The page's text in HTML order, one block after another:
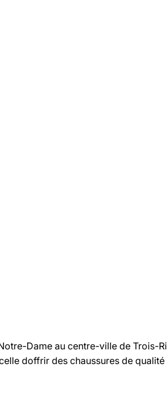
Dame au centre-ville de Trois-
doffrir des chaussures de